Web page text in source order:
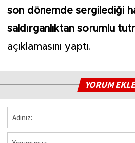
son dönemde sergilediği
saldırganlıktan sorumlu
açıklamasını yaptı.
YORUM